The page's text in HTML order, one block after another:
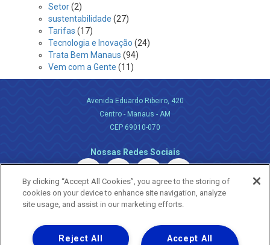
Setor(2)
sustentabilidade (27)
Tarifas (17)
Tecnologia e Inovação (24)
Trata Bem Manaus (94)
Vem com a Gente (11)
Avenida Eduardo Ribeiro, 420
Centro - Manaus - AM
CEP 69010-070
Nossas Redes Sociais
Uma empresa
By clicking “Accept All Cookies”, you agree to the storing of
cookies on your device to enhance site navigation, analyze
site usage, and assist in our marketing efforts.
Accept All
Reject All